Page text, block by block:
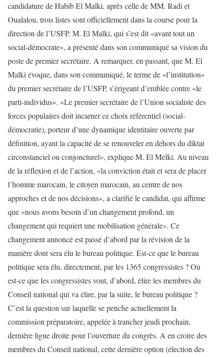
candidature de Habib El Malki, après celle de MM. Radi et
Oualalou, trois listes sont officiellement dans la course pour la
direction de l’USFP. M. El Malki, qui s’est dit «avant tout un
social-démocrate», a présenté dans son communiqué sa vision du
poste de premier secrétaire. A remarquer, en passant, que M. El
Malki évoque, dans son communiqué, le terme de «l’institution»
du premier secrétaire de l’USFP, s’érigeant d’emblée contre «le
parti-individus». «Le premier secrétaire de l’Union socialiste des
forces populaires doit incarner ce choix référentiel (social-
démocratie), porteur d’une dynamique identitaire ouverte par
définition, ayant la capacité de se renouveler en dehors du diktat
circonstanciel ou conjoncturel», explique M. El Melki. Au niveau
de la réflexion et de l’action, «la conviction était et sera de placer
l’homme marocain, le citoyen marocain, au centre de nos
approches et de nos décisions», a clarifié le candidat, qui affirme
que «nous avons besoin d’un changement profond, un
changement qui requiert une mobilisation générale». Ce
changement annoncé est passé d’abord par la révision de la
manière dont sera élu le bureau politique. Est-ce que le bureau
politique sera élu, directement, par les 1365 congressistes ? Ou
est-ce que les congressistes vont, d’abord, élire les membres du
Conseil national qui va élire, par la suite, le bureau politique ?
C’est la question sur laquelle se penche actuellement la
commission préparatoire, appelée à trancher jeudi prochain,
dernière ligne droite pour l’ouverture du congrès. A en croire des
membres du Conseil national, cette dernière option (élection des